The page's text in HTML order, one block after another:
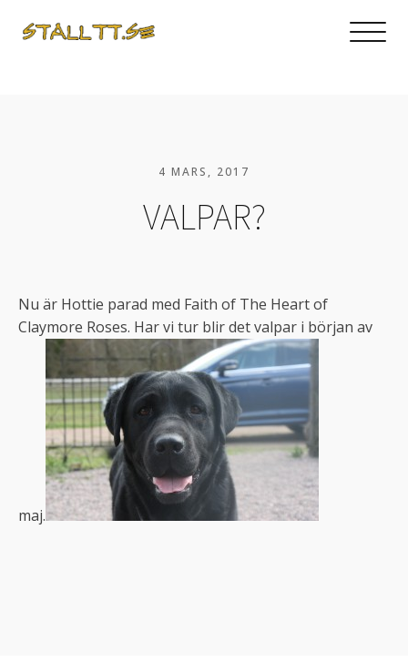
4 MARS, 2017
VALPAR?
Nu är Hottie parad med Faith of The Heart of
Claymore Roses. Har vi tur blir det valpar i början av
maj.